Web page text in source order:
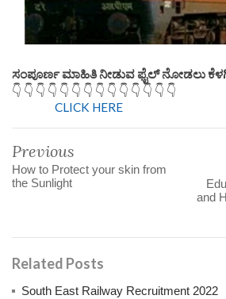
ಸಂಪೂರ್ಣ ಮಾಹಿತಿ ನೀಡುವ ಫೈಲ್ ನೋಡಲು
👇 👇 👇 👇 👇 👇 👇 👇 👇 👇 👇 👇 👇 👇
CLICK HERE
Previous
How to Protect your skin from
the Sunlight
and
Related Posts
South East Railway Recruitment 2022